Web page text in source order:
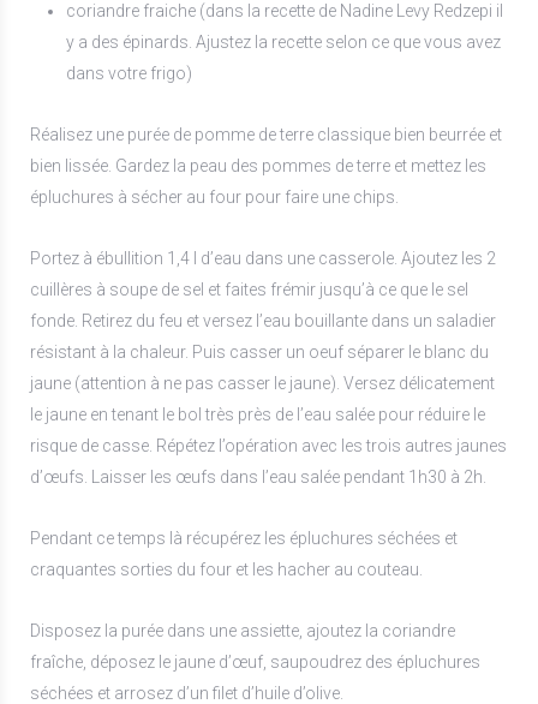
coriandre fraiche (dans la recette de Nadine Levy Redzepi il
y a des épinards. Ajustez la recette selon ce que vous avez
dans votre frigo)
Réalisez une purée de pomme de terre classique bien beurrée et
bien lissée. Gardez la peau des pommes de terre et mettez les
épluchures à sécher au four pour faire une chips.
Portez à ébullition 1,4 l d’eau dans une casserole. Ajoutez les 2
cuillères à soupe de sel et faites frémir jusqu’à ce que le sel
fonde. Retirez du feu et versez l’eau bouillante dans un saladier
résistant à la chaleur. Puis casser un oeuf séparer le blanc du
jaune (attention à ne pas casser le jaune). Versez délicatement
le jaune en tenant le bol très près de l’eau salée pour réduire le
risque de casse. Répétez l’opération avec les trois autres jaunes
d’œufs. Laisser les œufs dans l’eau salée pendant 1h30 à 2h.
Pendant ce temps là récupérez les épluchures séchées et
craquantes sorties du four et les hacher au couteau.
Disposez la purée dans une assiette, ajoutez la coriandre
fraîche, déposez le jaune d’œuf, saupoudrez des épluchures
séchées et arrosez d’un filet d’huile d’olive.